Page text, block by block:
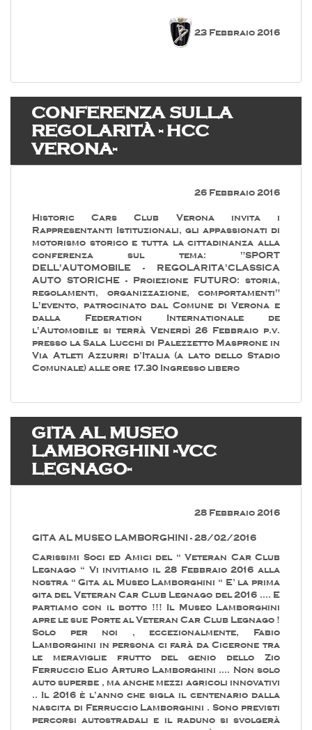
23 Febbraio 2016
CONFERENZA SULLA
REGOLARITÀ - HCC
VERONA-
26 Febbraio 2016
Historic Cars Club Verona invita i
Rappresentanti Istituzionali, gli appassionati di
motorismo storico e tutta la cittadinanza alla
conferenza sul tema: "SPORT
DELL'AUTOMOBILE - REGOLARITA'CLASSICA
AUTO STORICHE - Proiezione FUTURO: storia,
regolamenti, organizzazione, comportamenti"
L'evento, patrocinato dal Comune di Verona e
dalla Federation Internationale de
l'Automobile si terrà Venerdì 26 Febbraio p.v.
presso la Sala Lucchi di Palezzetto Masprone in
Via Atleti Azzurri d’Italia (a lato dello Stadio
Comunale) alle ore 17.30 Ingresso libero
GITA AL MUSEO
LAMBORGHINI -VCC
LEGNAGO-
28 Febbraio 2016
GITA AL MUSEO LAMBORGHINI - 28/02/2016
Carissimi Soci ed Amici del “ Veteran Car Club
Legnago “ Vi invitiamo il 28 Febbraio 2016 alla
nostra “ Gita al Museo Lamborghini “ E’ la prima
gita del Veteran Car Club Legnago del 2016 …. E
partiamo con il botto !!! Il Museo Lamborghini
apre le sue Porte al Veteran Car Club Legnago !
Solo per noi , eccezionalmente, Fabio
Lamborghini in persona ci farà da Cicerone tra
le meraviglie frutto del genio dello Zio
Ferruccio Elio Arturo Lamborghini …. Non solo
auto superbe , ma anche mezzi agricoli innovativi
.. Il 2016 è l’anno che sigla il centenario dalla
nascita di Ferruccio Lamborghini . Sono previsti
percorsi autostradali e il raduno si svolgerà